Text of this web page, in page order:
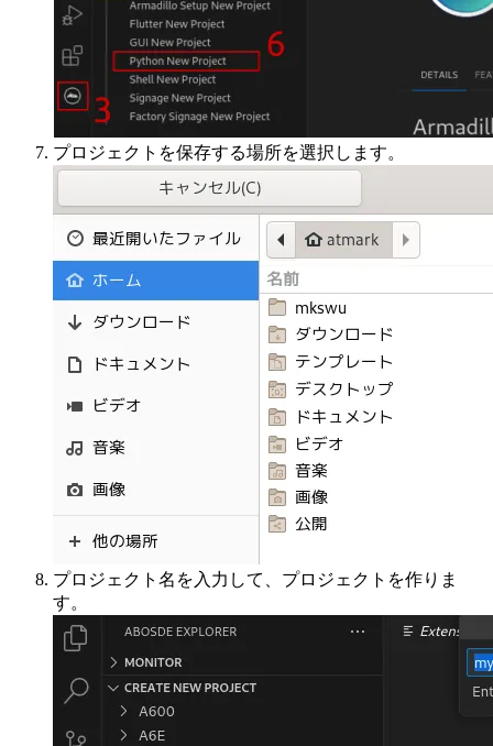
プロジェクトを保存する場所を選択します。
プロジェクト名を入力して、プロジェクトを作りま
す。